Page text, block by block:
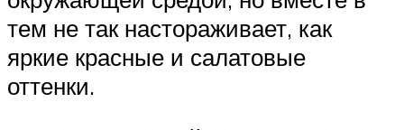
тем не так настораживает, как
яркие красные и салатовые
оттенки.